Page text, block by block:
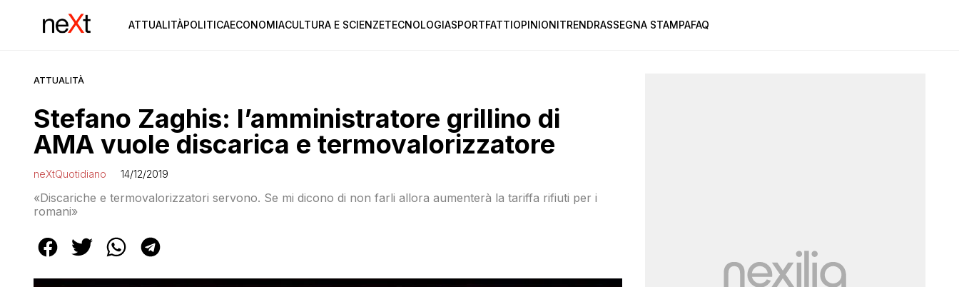
ATTUALITÀPOLITICAECONOMIACULTURA E SCIENZETECNOLOGIASPORTFATTIOPINIONITRENDRASSEGNA STAMPAFAQ
ATTUALITÀ
Stefano Zaghis: l’amministratore grillino di
AMA vuole discarica e termovalorizzatore
neXtQuotidiano 14/12/2019
«Discariche e termovalorizzatori servono. Se mi dicono di non farli allora aumenterà la tariffa rifiuti per i
romani»